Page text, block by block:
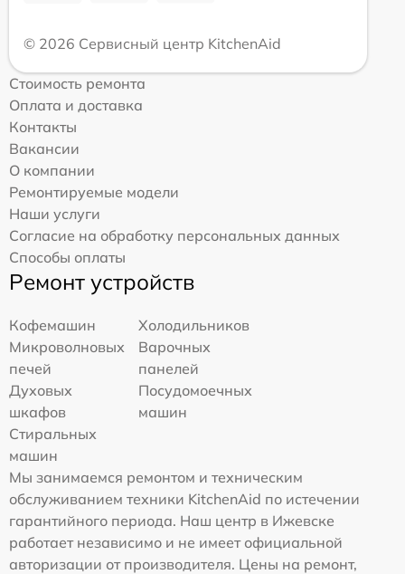
© 2026 Сервисный центр KitchenAid
Стоимость ремонта
Оплата и доставка
Контакты
Вакансии
О компании
Ремонтируемые модели
Наши услуги
Согласие на обработку персональных данных
Способы оплаты
Ремонт устройств
Кофемашин
Холодильников
Микроволновых
печей
Варочных
панелей
Духовых
шкафов
Посудомоечных
машин
Стиральных
машин
Мы занимаемся ремонтом и техническим
обслуживанием техники KitchenAid по истечении
гарантийного периода. Наш центр в Ижевске
работает независимо и не имеет официальной
авторизации от производителя. Цены на ремонт,